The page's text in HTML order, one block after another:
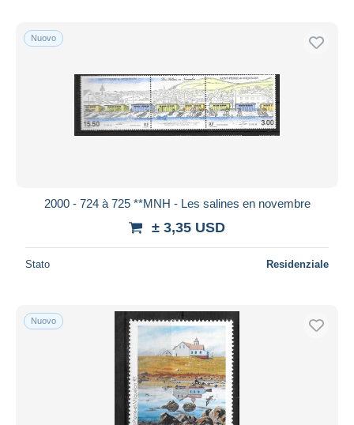
Nuovo
2000 - 724 à 725 **MNH - Les salines en novembre
± 3,35 USD
Stato Residenziale
Nuovo